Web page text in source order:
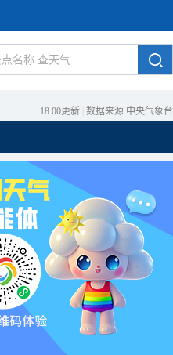
18:00更新 数据来源 中央气象台